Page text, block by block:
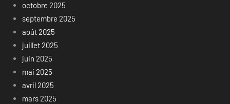
octobre 2025
septembre 2025
août 2025
juillet 2025
juin 2025
mai 2025
avril 2025
mars 2025